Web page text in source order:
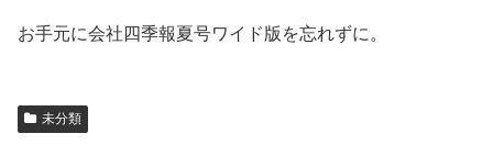
お手元に会社四季報夏号ワイド版を忘れずに。
未分類